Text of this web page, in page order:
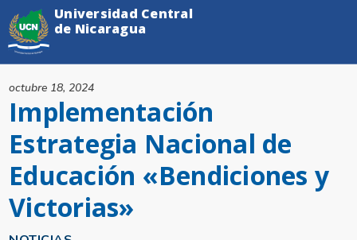
Implementación
Estrategia Nacional de
Educación «Bendiciones y
Victorias»
octubre 18, 2024
Universidad Central
de Nicaragua